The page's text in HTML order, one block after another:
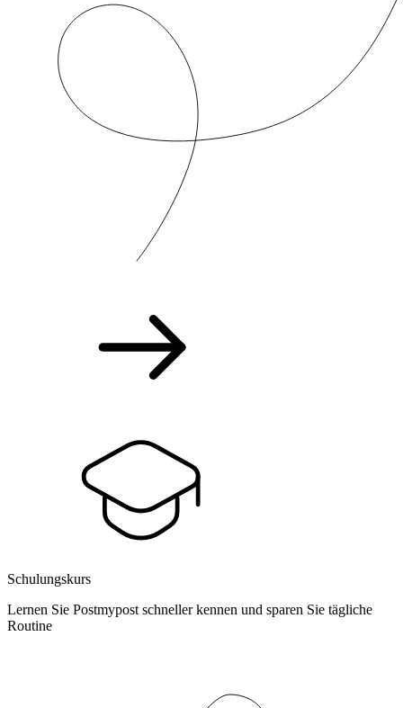
Schulungskurs
Lernen Sie Postmypost schneller kennen und sparen Sie tägliche
Routine